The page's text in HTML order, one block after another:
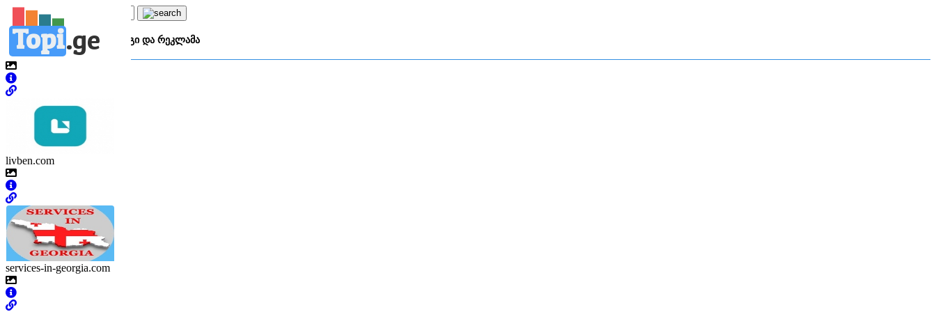
Topi.ge
კატეგორია: მარკეტინგი და რეკლამა
livben.com
services-in-georgia.com